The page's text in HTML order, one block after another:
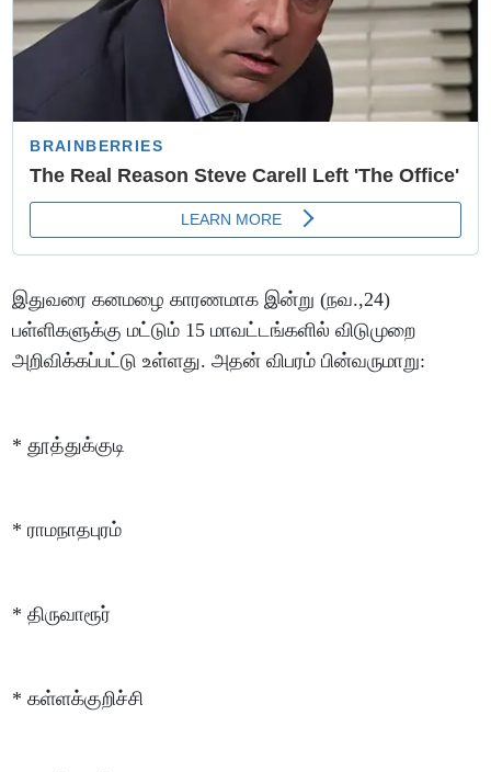
இதுவரை கனமழை காரணமாக இன்று (நவ.,24)
பள்ளிகளுக்கு மட்டும் 15 மாவட்டங்களில் விடுமுறை
அறிவிக்கப்பட்டு உள்ளது. அதன் விபரம் பின்வருமாறு:
* தூத்துக்குடி
* ராமநாதபுரம்
* திருவாரூர்
* கள்ளக்குறிச்சி